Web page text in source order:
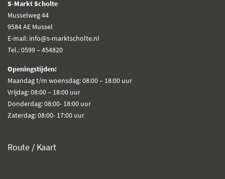
S-Markt Scholte
Musselweg 44
9584 AE Mussel
E-mail: info@s-marktscholte.nl
Tel.: 0599 – 454820
Openingstijden:
Maandag t/m woensdag: 08:00 – 18:00 uur
Vrijdag: 08:00 – 18:00 uur
Donderdag: 08:00- 18:00 uur
Zaterdag: 08:00- 17:00 uur
Route / Kaart